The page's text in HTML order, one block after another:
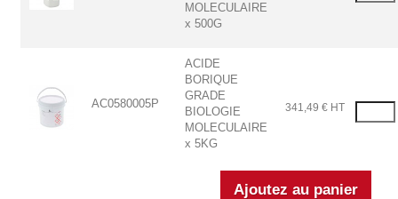
MOLECULAIRE
x 500G
AC0580005P
ACIDE
BORIQUE
GRADE
BIOLOGIE
MOLECULAIRE
x 5KG
341,49 € HT